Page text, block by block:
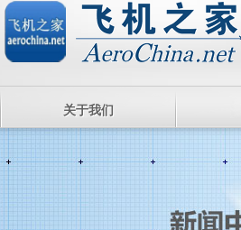
关于我们